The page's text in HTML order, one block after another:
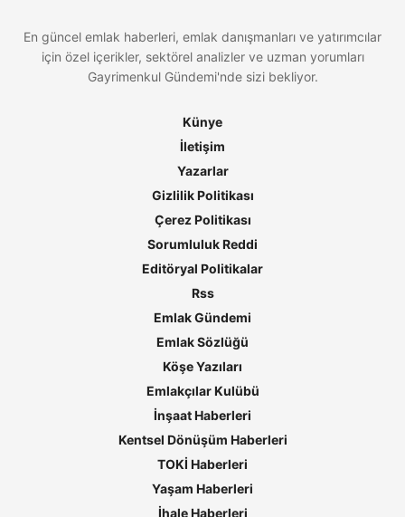
En güncel emlak haberleri, emlak danışmanları ve yatırımcılar
için özel içerikler, sektörel analizler ve uzman yorumları
Gayrimenkul Gündemi'nde sizi bekliyor.
Künye
İletişim
Yazarlar
Gizlilik Politikası
Çerez Politikası
Sorumluluk Reddi
Editöryal Politikalar
Rss
Emlak Gündemi
Emlak Sözlüğü
Köşe Yazıları
Emlakçılar Kulübü
İnşaat Haberleri
Kentsel Dönüşüm Haberleri
TOKİ Haberleri
Yaşam Haberleri
İhale Haberleri